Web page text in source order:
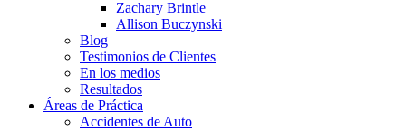
Zachary Brintle
Allison Buczynski
Blog
Testimonios de Clientes
En los medios
Resultados
Áreas de Práctica
Accidentes de Auto